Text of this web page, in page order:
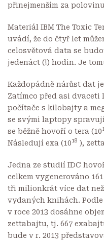
přinejmenším za
Materiál IBM The Toxic
uvádí, že do čtyř let
celosvětová data se
jedenáct (!) hodin. Je
Každopádně nárůst dat
Zatímco před asi
počítače s kilobajty a
se svými laptopy
se běžně hovoří o tera (10
Následují exa (1018 ),
Jedna ze studií IDC
celkem vygenerováno
tři milionkrát více dat
vydaných knihách.
v roce 2013 dosáhne
zettabajtu, tj. 667
bude v r. 2013